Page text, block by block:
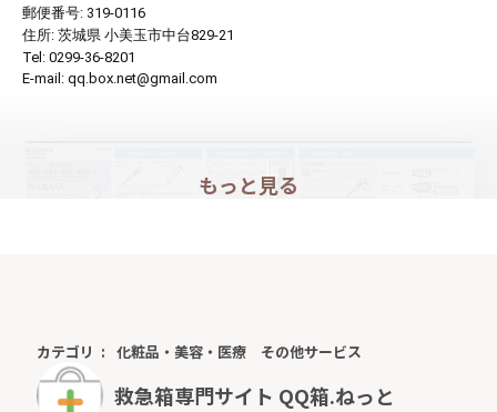
郵便番号: 319-0116
住所: 茨城県 小美玉市中台829-21
Tel: 0299-36-8201
E-mail: qq.box.net@gmail.com
もっと見る
カテゴリ 化粧品・美容・医療 その他サービス
救急箱専門サイト QQ箱.ねっと